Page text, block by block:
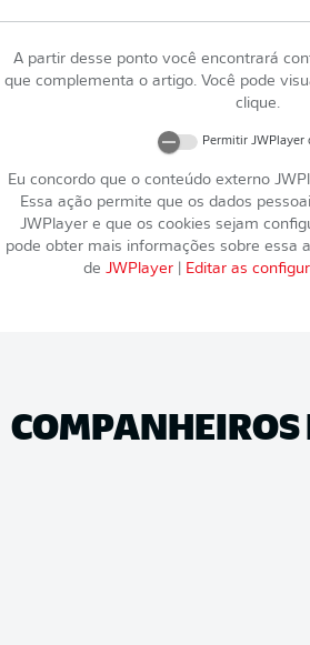
A partir desse ponto você encontrará
que complementa o artigo. Você pode
clique.
Permitir JWPlayer
Eu concordo que o conteúdo externo
Essa ação permite que os dados
JWPlayere que os cookies sejam
pode obter mais informações sobre essa
de JWPlayer Editar as
COMPANHEIROS